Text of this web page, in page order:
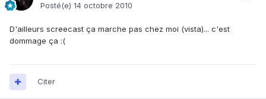
Posté(e) 14 octobre 2010
D'ailleurs screecast ça marche pas chez moi (vista)... c'est
dommage ça :(
Citer